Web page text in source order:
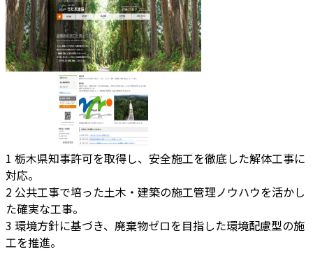
1 栃木県知事許可を取得し、安全施工を徹底した解体工事に
対応。
2 公共工事で培った土木・建築の施工管理ノウハウを活かし
た確実な工事。
3 環境方針に基づき、廃棄物ゼロを目指した環境配慮型の施
工を推進。